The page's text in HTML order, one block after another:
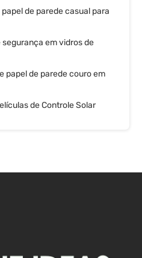
de parede casual para
em vidros de
papel de parede couro em
de Controle Solar